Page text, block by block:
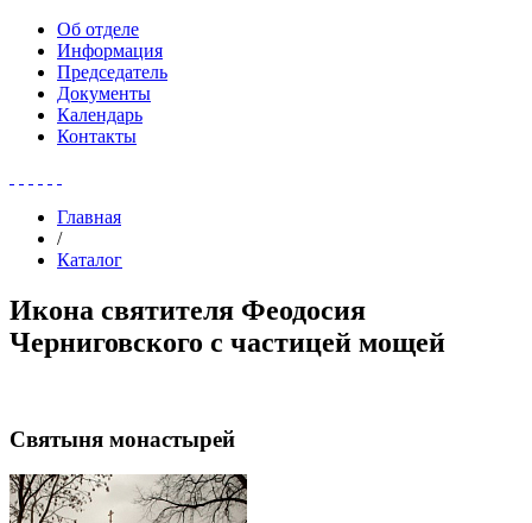
Об отделе
Информация
Председатель
Документы
Календарь
Контакты
Главная
/
Каталог
Икона святителя Феодосия
Черниговского с частицей мощей
Святыня монастырей